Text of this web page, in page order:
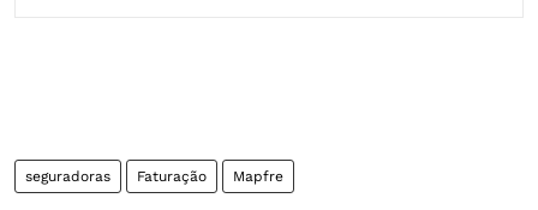
seguradoras Faturação Mapfre